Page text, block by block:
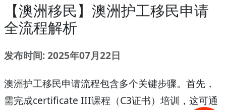
【澳洲移民】澳洲护工移民申请
全流程解析
发布时间: 2025年07月22日
澳洲护工移民申请流程包含多个关键步骤。首先，
需完成certificate III课程（C3证书）培训，这可通